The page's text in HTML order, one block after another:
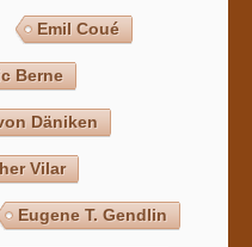
Emil Coué
Berne
Däniken
Vilar
Eugene T. Gendlin